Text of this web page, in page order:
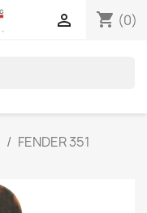
shopping_cart (0)

FENDER 351